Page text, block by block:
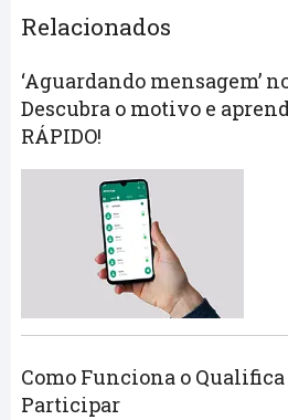
Relacionados
‘Aguardando mensagem’
Descubra o motivo e
RÁPIDO!
Como Funciona o Qualifica
Participar